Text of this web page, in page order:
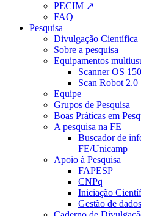
PECIM ↗
FAQ
Pesquisa
Divulgação Científica
Sobre a pesquisa
Equipamentos
Scanner OS
Scan Robot 2.0
Equipe
Grupos de Pesquisa
Boas Práticas em
A pesquisa na FE
Buscador de
FE/Unicamp
Apoio à Pesquisa
FAPESP
CNPq
Iniciação
Gestão de dados